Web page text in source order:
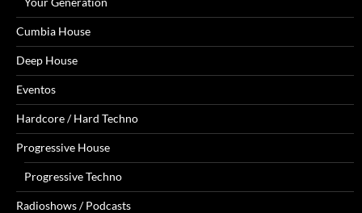
Cumbia House
Deep House
Eventos
Hardcore / Hard Techno
Progressive House
Progressive Techno
Radioshows / Podcasts